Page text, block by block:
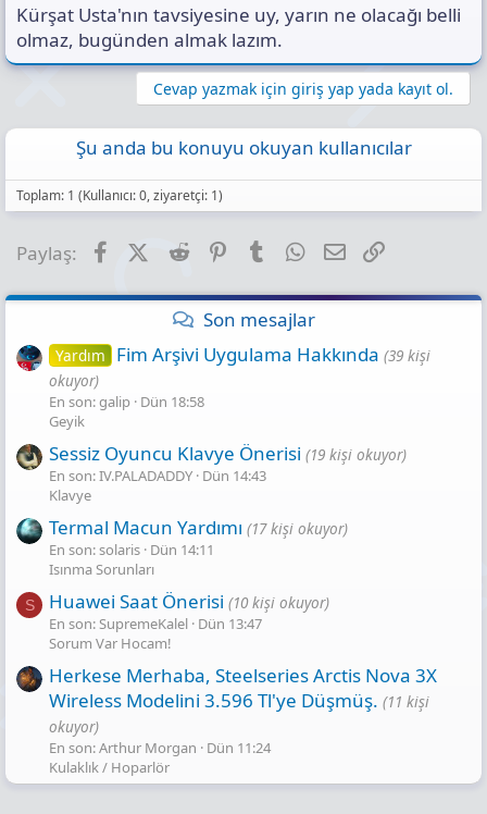
Kürşat Usta'nın tavsiyesine uy, yarın ne olacağı belli
olmaz, bugünden almak lazım.
Cevap yazmak için giriş yap yada kayıt ol.
Şu anda bu konuyu okuyan kullanıcılar
Toplam: 1 (Kullanıcı: 0, ziyaretçi: 1)
Paylaş: FacebookX (Twitter)
Reddit PinterestTumblr WhatsApp
E-posta
Son mesajlar
Yardım Fim Arşivi Uygulama Hakkında (39 kişi
okuyor)
En son: galip Dün 18:58
Geyik
Sessiz Oyuncu Klavye Önerisi (19 kişi okuyor)
En son: IV.PALADADDY Dün 14:43
Klavye
Termal Macun Yardımı (17 kişi okuyor)
En son: solaris Dün 14:11
Isınma Sorunları
S Huawei Saat Önerisi (10 kişi okuyor)
En son: SupremeKalel Dün 13:47
Sorum Var Hocam!
Herkese Merhaba, Steelseries Arctis Nova 3X
Wireless Modelini 3.596 Tl'ye Düşmüş. (11 kişi
okuyor)
En son: Arthur Morgan
Dün 11:24
Kulaklık / Hoparlör